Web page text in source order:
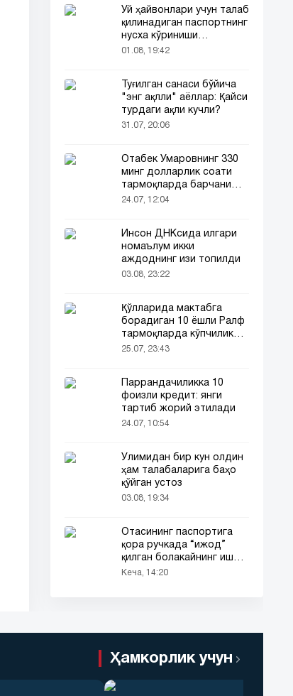
Уй ҳайвонлари учун талаб
қилинадиган паспортнинг
нусха кўриниши
тармоқларда тарқалди
01.08, 19:42
Туғилган санаси бўйича
"энг ақлли" аёллар: Қайси
турдаги ақли кучли?
31.07, 20:06
Отабек Умаровнинг 330
минг долларлик соати
тармоқларда барчани
эътиборини тортди!
24.07, 12:04
Инсон ДНКсида илгари
номаълум икки
аждоднинг изи топилди
03.08, 23:22
Қўлларида мактабга
борадиган 10 ёшли Ралф
тармоқларда кўпчиликни
таъсирлантирди
25.07, 23:43
Паррандачиликка 10
фоизли кредит: янги
тартиб жорий этилади
24.07, 10:54
Ўлимидан бир кун олдин
ҳам талабаларига баҳо
қўйган устоз
03.08, 19:34
Отасининг паспортига
қора ручкада “ижод”
қилган болакайнинг иши
барчанинг диққатини
Кеча, 14:20
Ҳамкорлик учун